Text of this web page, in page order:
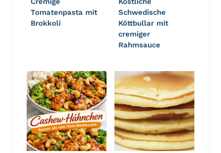
Tomatenpasta mit
Brokkoli
Schwedische
Köttbullar mit
cremiger
Rahmsauce